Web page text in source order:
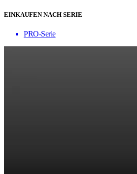
EINKAUFEN NACH SERIE
PRO-Serie